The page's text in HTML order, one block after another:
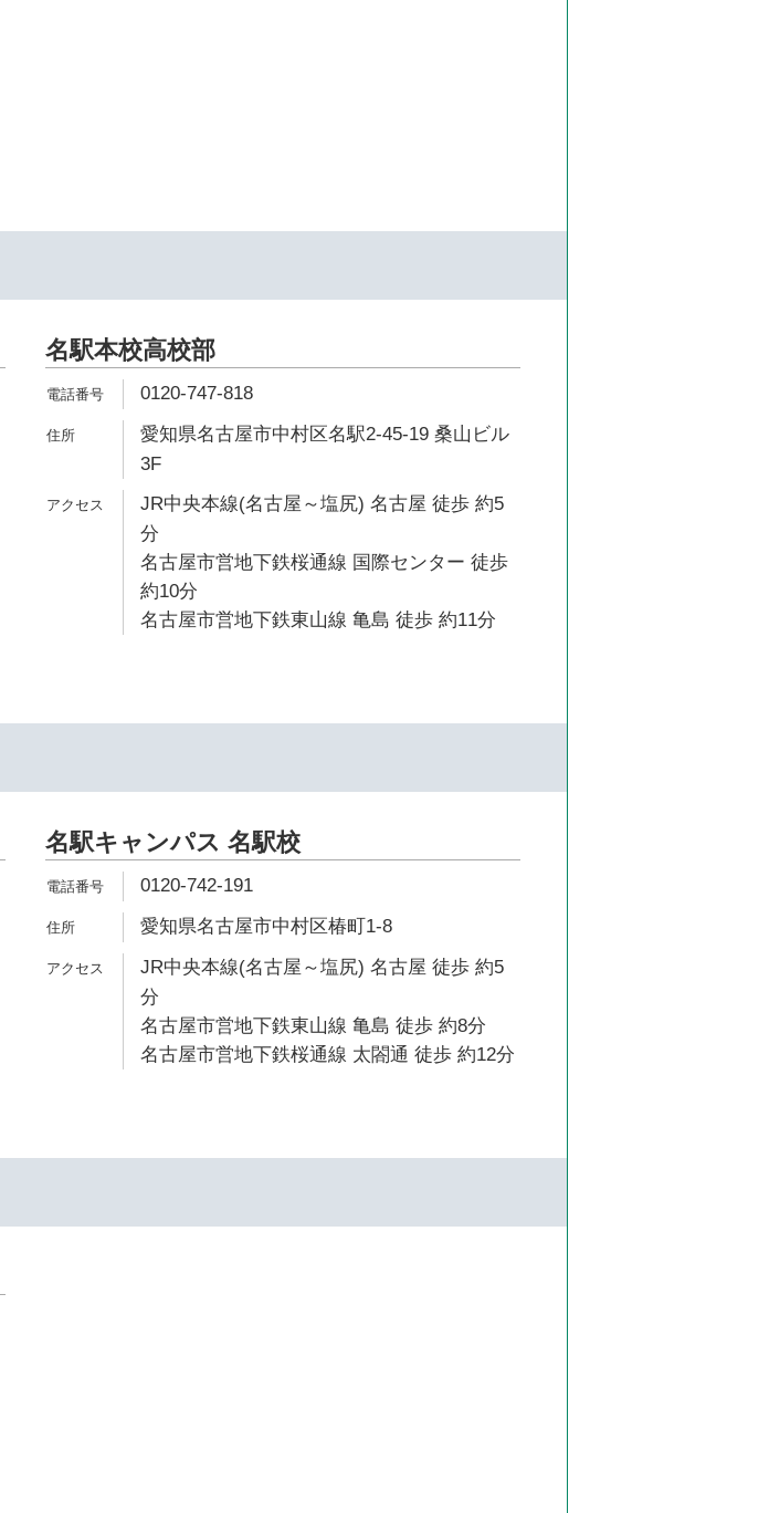
名駅本校高校部
0120-747-818
愛知県名古屋市中村区名駅2-45-19 桑山ビル
3F
JR中央本線(名古屋～塩尻) 名古屋 徒歩 約5
分
名古屋市営地下鉄桜通線 国際センター 徒歩
約10分
名古屋市営地下鉄東山線 亀島 徒歩 約11分
名駅キャンパス 名駅校
0120-742-191
愛知県名古屋市中村区椿町1-8
JR中央本線(名古屋～塩尻) 名古屋 徒歩 約5
分
名古屋市営地下鉄東山線 亀島 徒歩 約8分
名古屋市営地下鉄桜通線 太閤通 徒歩 約12分